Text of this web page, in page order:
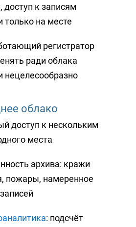
только на месте
ради облака
нецелесообразно
облако
места
пожары, намеренное
: подсчёт